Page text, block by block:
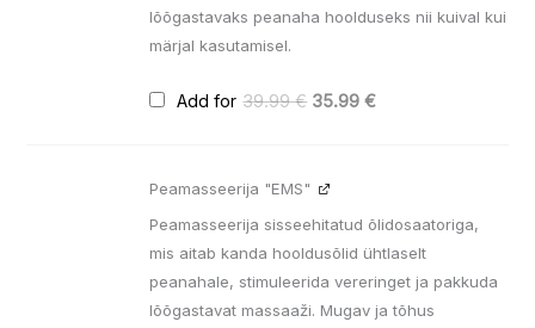
lõõgastavaks peanaha hoolduseks nii kuival kui
märjal kasutamisel.
Add for 39.99€ 35.99€
Peamasseerija "EMS"
Peamasseerija sisseehitatud õlidosaatoriga,
mis aitab kanda hooldusõlid ühtlaselt
peanahale, stimuleerida vereringet ja pakkuda
lõõgastavat massaaži. Mugav ja tõhus
Algne
hind
oli:
44.99 €.
on:
28.79 €.